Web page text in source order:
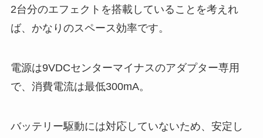
2台分のエフェクトを搭載していることを考えれ
ば、かなりのスペース効率です。
電源は9VDCセンターマイナスのアダプター専用
で、消費電流は最低300mA。
バッテリー駆動には対応していないため、安定し